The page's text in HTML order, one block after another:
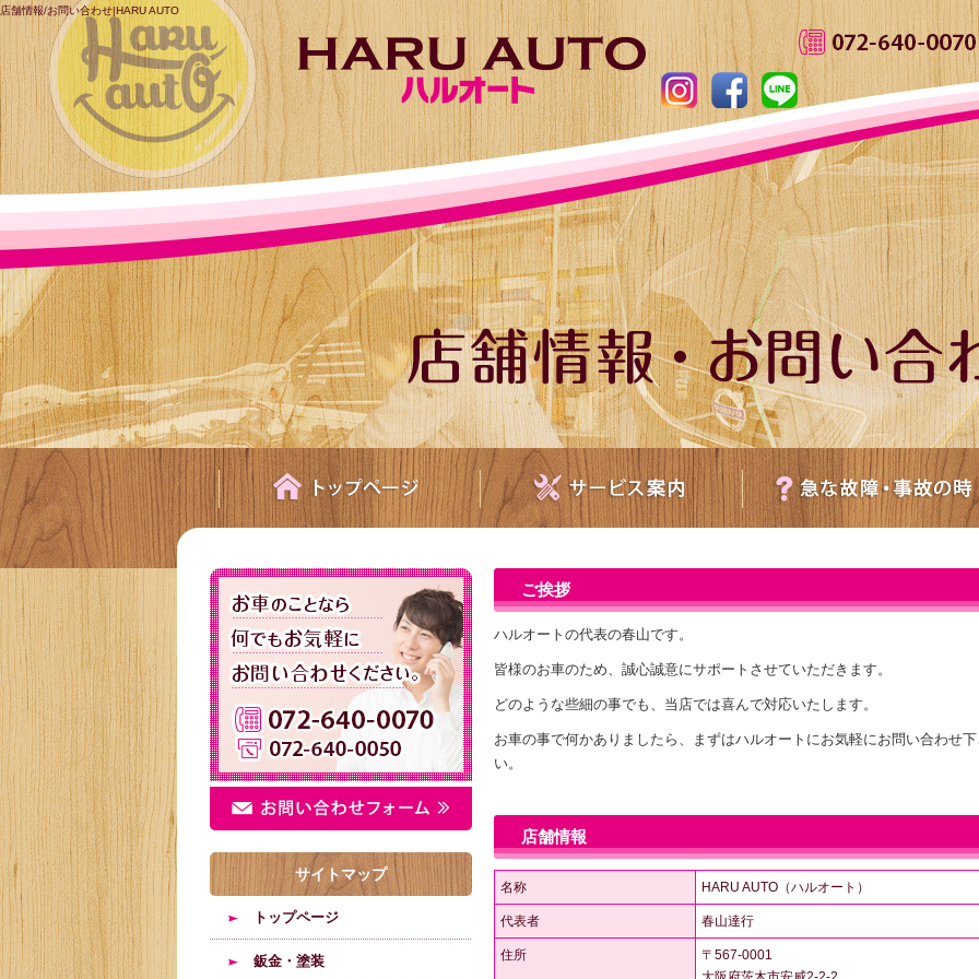
店舗情報/お問い合わせ|HARU AUTO
サイトマップ
トップページ
鈑金・塗装
ご挨拶
ハルオートの代表の春山です。
皆様のお車のため、誠心誠意にサポートさせていただきます。
どのような些細の事でも、当店では喜んで対応いたします。
お車の事で何かありましたら、まずはハルオートにお気軽にお問い合わせ
い。
店舗情報
名称 HARU AUTO（ハルオート）
代表者 春山達行
住所
〒567-0001